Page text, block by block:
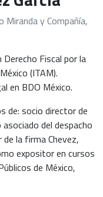
Miranda y Compañía,
Fiscal por la
(ITAM).
en BDO México.
de: socio director de
del despacho
de la firma Chevez,
expositor en cursos
de México,